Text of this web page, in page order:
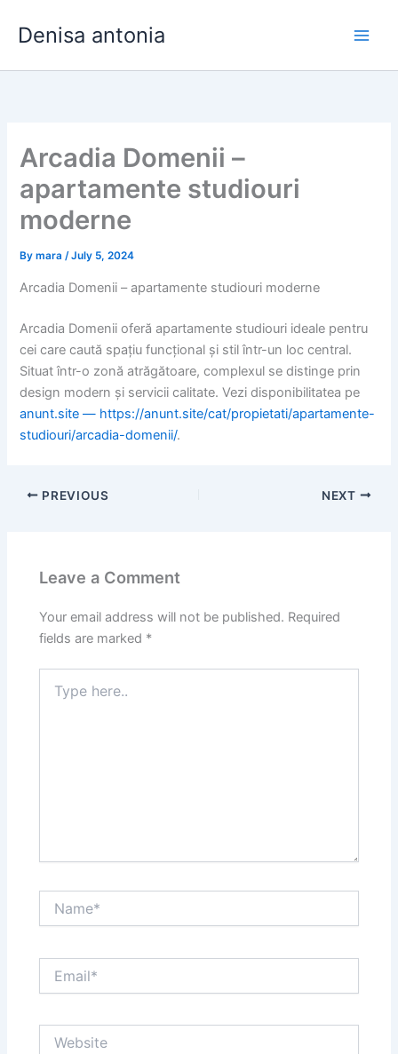
Denisa antonia
Arcadia Domenii –
apartamente studiouri
moderne
Bymara/July 5, 2024
Arcadia Domenii – apartamente studiouri moderne
Arcadia Domenii oferă apartamente studiouri ideale pentru
cei care caută spațiu funcțional și stil într-un loc central.
Situat într-o zonă atrăgătoare, complexul se distinge prin
design modern și servicii calitate. Vezi disponibilitatea pe
anunt.site — https://anunt.site/cat/propietati/apartamente-
studiouri/arcadia-domenii/.
PREVIOUS NEXT
Leave a Comment
Your email address will not be published. Required
fields are marked *
here..